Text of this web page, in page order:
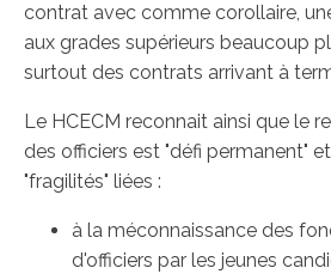
contrat avec comme corollaire,
aux grades supérieurs beaucoup
surtout des contrats arrivant à
Le HCECM reconnait ainsi que le
des officiers est "défi permanent"
"fragilités" liées :
à la méconnaissance des
d'officiers par les jeunes